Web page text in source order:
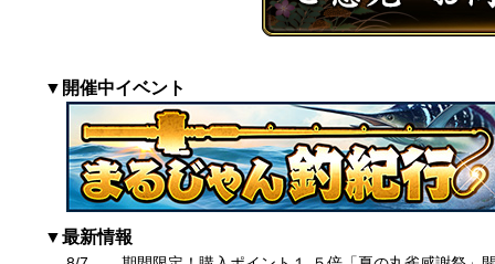
▼開催中イベント
▼最新情報